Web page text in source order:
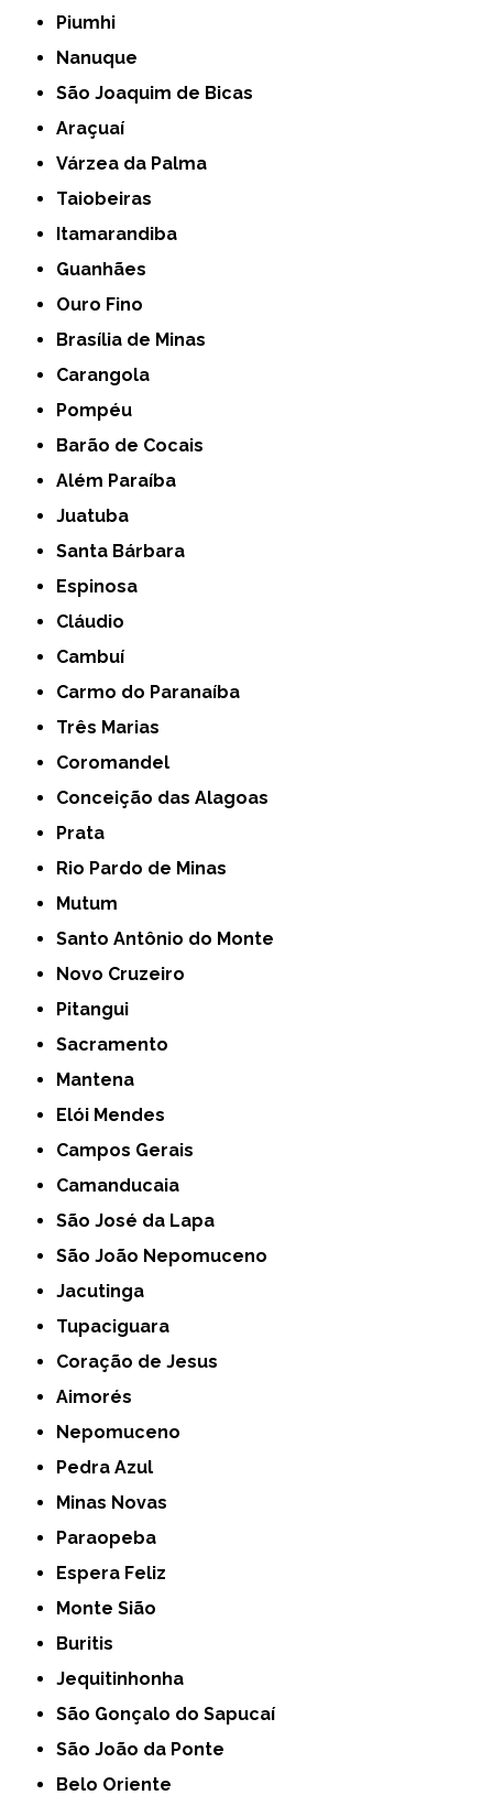
Piumhi
Nanuque
São Joaquim de Bicas
Araçuaí
Várzea da Palma
Taiobeiras
Itamarandiba
Guanhães
Ouro Fino
Brasília de Minas
Carangola
Pompéu
Barão de Cocais
Além Paraíba
Juatuba
Santa Bárbara
Espinosa
Cláudio
Cambuí
Carmo do Paranaíba
Três Marias
Coromandel
Conceição das Alagoas
Prata
Rio Pardo de Minas
Mutum
Santo Antônio do Monte
Novo Cruzeiro
Pitangui
Sacramento
Mantena
Elói Mendes
Campos Gerais
Camanducaia
São José da Lapa
São João Nepomuceno
Jacutinga
Tupaciguara
Coração de Jesus
Aimorés
Nepomuceno
Pedra Azul
Minas Novas
Paraopeba
Espera Feliz
Monte Sião
Buritis
Jequitinhonha
São Gonçalo do Sapucaí
São João da Ponte
Belo Oriente